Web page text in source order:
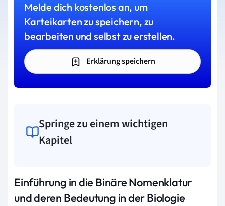
Melde dich kostenlos an, um
Karteikarten zu speichern, zu
bearbeiten und selbst zu erstellen.
Erklärung speichern
Springe zu einem wichtigen
Kapitel
Einführung in die Binäre Nomenklatur
und deren Bedeutung in der Biologie